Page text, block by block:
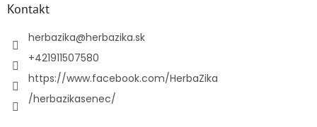
Kontakt
herbazika@herbazika.sk
+421911507580
https://www.facebook.com/HerbaZika
/herbazikasenec/